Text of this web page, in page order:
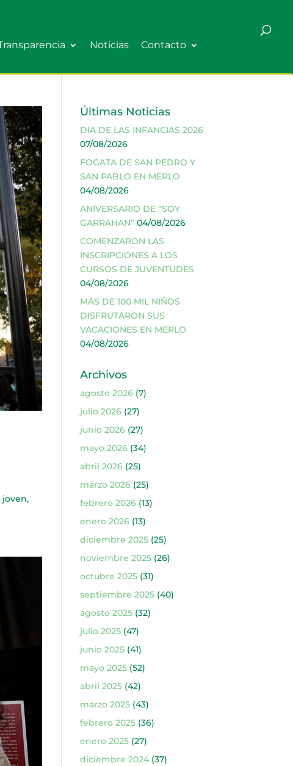
Noticias Contacto
Últimas Noticias
DÍA DE LAS INFANCIAS 2026
07/08/2026
FOGATA DE SAN PEDRO Y
SAN PABLO EN MERLO
04/08/2026
ANIVERSARIO DE “SOY
GARRAHAN” 04/08/2026
COMENZARON LAS
INSCRIPCIONES A LOS
CURSOS DE JUVENTUDES
04/08/2026
MÁS DE 100 MIL NIÑOS
DISFRUTARON SUS
VACACIONES EN MERLO
04/08/2026
Archivos
agosto 2026(7)
julio 2026(27)
junio 2026(27)
mayo 2026(34)
abril 2026(25)
marzo 2026(25)
febrero 2026(13)
enero 2026(13)
diciembre 2025(25)
noviembre 2025(26)
octubre 2025(31)
septiembre 2025(40)
agosto 2025(32)
julio 2025(47)
junio 2025(41)
mayo 2025(52)
abril 2025(42)
marzo 2025(43)
febrero 2025(36)
enero 2025(27)
diciembre 2024(37)